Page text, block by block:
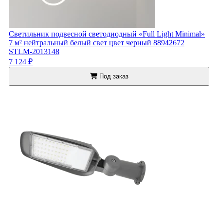
Светильник подвесной светодиодный «Full Light Minimal»
7 м² нейтральный белый свет цвет черный 88942672
STLM-2013148
7 124 ₽
Под заказ